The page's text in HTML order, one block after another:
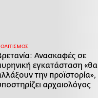
Ανασκαφές σε
εγκατάσταση «θα
την προϊστορία»,
αρχαιολόγος